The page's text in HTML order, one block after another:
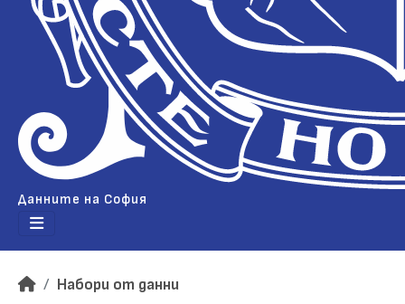
Данните на София
Набори от данни